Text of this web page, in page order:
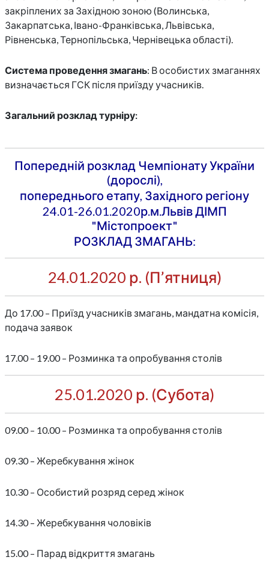
закріплених за Західною зоною (Волинська,
Закарпатська, Івано-Франківська, Львівська,
Рівненська, Тернопільська, Чернівецька області).
Система проведення змагань: В особистих змаганнях
визначається ГСК після приїзду учасників.
Загальний розклад турніру:
Попередній розклад Чемпіонату України
(дорослі),
попереднього етапу, Західного регіону
24.01-26.01.2020р.м.Львів ДІМП
"Містопроект"
РОЗКЛАД ЗМАГАНЬ:
24.01.2020 р. (П’ятниця)
До 17.00 – Приїзд учасників змагань, мандатна комісія,
подача заявок
17.00 – 19.00 – Розминка та опробування столів
25.01.2020 р. (Субота)
09.00 – 10.00 – Розминка та опробування столів
09.30 – Жеребкування жінок
10.30 – Особистий розряд серед жінок
14.30 – Жеребкування чоловіків
15.00 – Парад відкриття змагань